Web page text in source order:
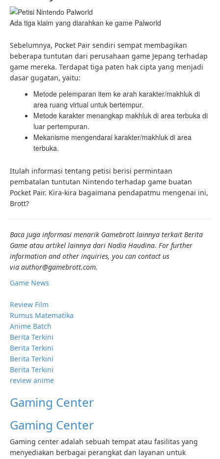
Ada tiga klaim yang diarahkan ke game Palworld
Sebelumnya, Pocket Pair sendiri sempat membagikan
beberapa tuntutan dari perusahaan game Jepang terhadap
game mereka. Terdapat tiga paten hak cipta yang menjadi
dasar gugatan, yaitu:
Metode pelemparan item ke arah karakter/makhluk di
area ruang virtual untuk bertempur.
Metode karakter menangkap makhluk di area terbuka di
luar pertempuran.
Mekanisme mengendarai karakter/makhluk di area
terbuka.
Itulah informasi tentang petisi berisi permintaan
pembatalan tuntutan Nintendo terhadap game buatan
Pocket Pair. Kira-kira bagaimana pendapatmu mengenai ini,
Brott?
Baca juga informasi menarik Gamebrott lainnya terkait Berita
Game atau artikel lainnya dari Nadia Haudina. For further
information and other inquiries, you can contact us
via author@gamebrott.com.
Game News
Review Film
Rumus Matematika
Anime Batch
Berita Terkini
Berita Terkini
Berita Terkini
Berita Terkini
review anime
Gaming Center
Gaming Center
Gaming center adalah sebuah tempat atau fasilitas yang
menyediakan berbagai perangkat dan layanan untuk